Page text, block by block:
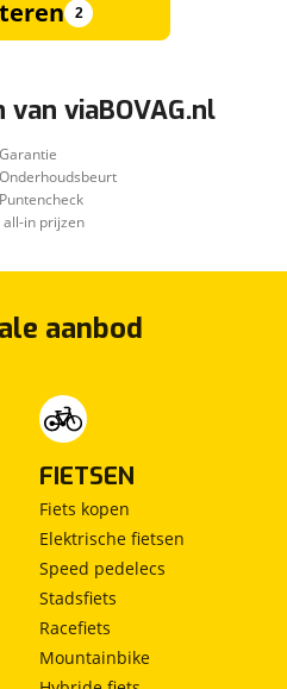
2
van viaBOVAG.nl
in prijzen
aanbod
FIETSEN
Fiets kopen
Elektrische fietsen
Speed pedelecs
Stadsfiets
Racefiets
Mountainbike